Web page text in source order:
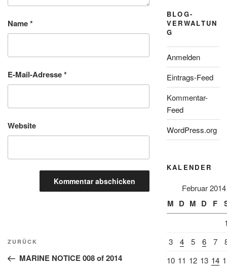
Name*
E-Mail-Adresse*
Website
Beitragsnavigation
Vorheriger
Beitrag
ZURÜCK
MARINE NOTICE 008 of 2014
BLOG-
VERWALTUN
G
Anmelden
Eintrags-Feed
Kommentar-
Feed
WordPress.org
KALENDER
Februar 2014
M D M D F
3
4 5 6 7
10 11 12 13 14